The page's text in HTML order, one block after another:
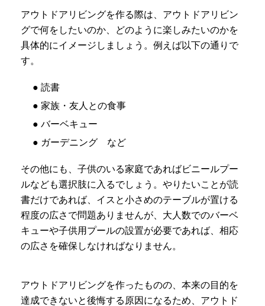
アウトドアリビングを作る際は、アウトドアリビン
グで何をしたいのか、どのように楽しみたいのかを
具体的にイメージしましょう。例えば以下の通りで
す。
● 読書
● 家族・友人との食事
● バーベキュー
● ガーデニング など
その他にも、子供のいる家庭であればビニールプー
ルなども選択肢に入るでしょう。やりたいことが読
書だけであれば、イスと小さめのテーブルが置ける
程度の広さで問題ありませんが、大人数でのバーベ
キューや子供用プールの設置が必要であれば、相応
の広さを確保しなければなりません。
アウトドアリビングを作ったものの、本来の目的を
達成できないと後悔する原因になるため、アウトド